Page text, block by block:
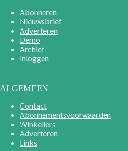
Abonneren
Nieuwsbrief
Adverteren
Demo
Archief
Inloggen
ALGEMEEN
Contact
Abonnementsvoorwaarden
Winkeliers
Adverteren
Links